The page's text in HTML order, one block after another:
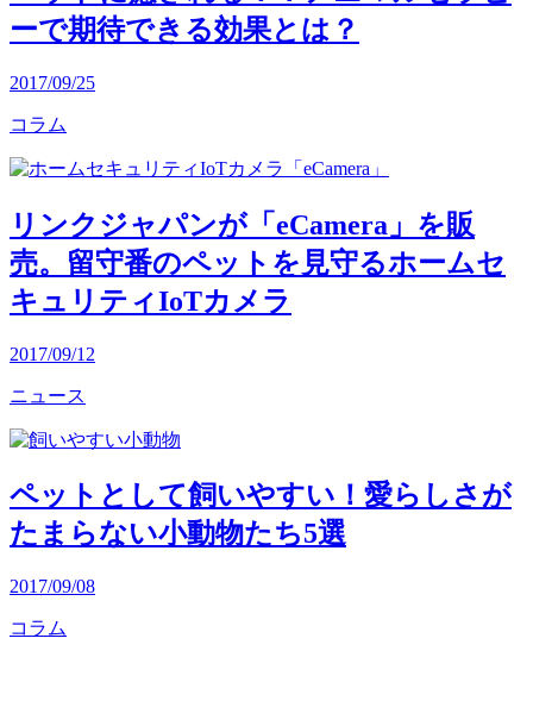
ーで期待できる効果とは？
2017/09/25
コラム
リンクジャパンが「eCamera」を販
売。留守番のペットを見守るホームセ
キュリティIoTカメラ
2017/09/12
ニュース
ペットとして飼いやすい！愛らしさが
たまらない小動物たち5選
2017/09/08
コラム